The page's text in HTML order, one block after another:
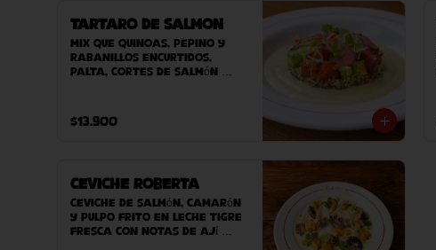
Tartaro de Salmon
Mix que quinoas, pepino y
rabanillos encurtidos,
palta, cortes de salmón
Acompañado de nuestro pan
casero.
$13.900
Ceviche Roberta
Ceviche de Salmón, Camarón
y pulpo frito en leche tigre
fresca con notas de ají